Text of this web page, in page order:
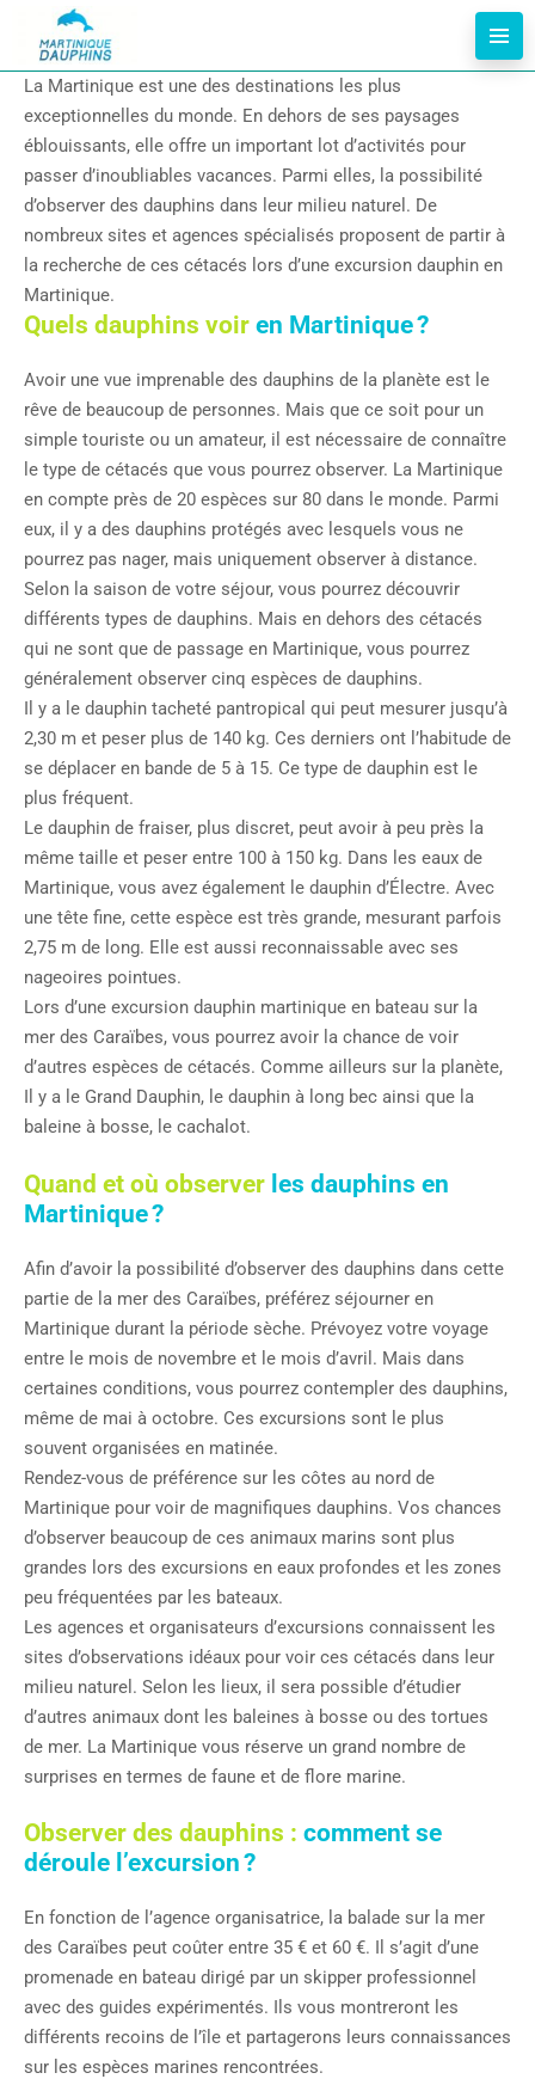
La Martinique est une des destinations les plus
exceptionnelles du monde. En dehors de ses paysages
éblouissants, elle offre un important lot d’activités pour
passer d’inoubliables vacances. Parmi elles, la possibilité
d’observer des dauphins dans leur milieu naturel. De
nombreux sites et agences spécialisés proposent de partir à
la recherche de ces cétacés lors d’une excursion dauphin en
Martinique.
Quels dauphins voir en Martinique ?
Avoir une vue imprenable des dauphins de la planète est le
rêve de beaucoup de personnes. Mais que ce soit pour un
simple touriste ou un amateur, il est nécessaire de connaître
le type de cétacés que vous pourrez observer. La Martinique
en compte près de 20 espèces sur 80 dans le monde. Parmi
eux, il y a des dauphins protégés avec lesquels vous ne
pourrez pas nager, mais uniquement observer à distance.
Selon la saison de votre séjour, vous pourrez découvrir
différents types de dauphins. Mais en dehors des cétacés
qui ne sont que de passage en Martinique, vous pourrez
généralement observer cinq espèces de dauphins.
Il y a le dauphin tacheté pantropical qui peut mesurer jusqu’à
2,30 m et peser plus de 140 kg. Ces derniers ont l’habitude de
se déplacer en bande de 5 à 15. Ce type de dauphin est le
plus fréquent.
Le dauphin de fraiser, plus discret, peut avoir à peu près la
même taille et peser entre 100 à 150 kg. Dans les eaux de
Martinique, vous avez également le dauphin d’Électre. Avec
une tête fine, cette espèce est très grande, mesurant parfois
2,75 m de long. Elle est aussi reconnaissable avec ses
nageoires pointues.
Lors d’une excursion dauphin martinique en bateau sur la
mer des Caraïbes, vous pourrez avoir la chance de voir
d’autres espèces de cétacés. Comme ailleurs sur la planète,
Il y a le Grand Dauphin, le dauphin à long bec ainsi que la
baleine à bosse, le cachalot.
Quand et où observer les dauphins en
Martinique ?
Afin d’avoir la possibilité d’observer des dauphins dans cette
partie de la mer des Caraïbes, préférez séjourner en
Martinique durant la période sèche. Prévoyez votre voyage
entre le mois de novembre et le mois d’avril. Mais dans
certaines conditions, vous pourrez contempler des dauphins,
même de mai à octobre. Ces excursions sont le plus
souvent organisées en matinée.
Rendez-vous de préférence sur les côtes au nord de
Martinique pour voir de magnifiques dauphins. Vos chances
d’observer beaucoup de ces animaux marins sont plus
grandes lors des excursions en eaux profondes et les zones
peu fréquentées par les bateaux.
Les agences et organisateurs d’excursions connaissent les
sites d’observations idéaux pour voir ces cétacés dans leur
milieu naturel. Selon les lieux, il sera possible d’étudier
d’autres animaux dont les baleines à bosse ou des tortues
de mer. La Martinique vous réserve un grand nombre de
surprises en termes de faune et de flore marine.
Observer des dauphins : comment se
déroule l’excursion ?
En fonction de l’agence organisatrice, la balade sur la mer
des Caraïbes peut coûter entre 35 € et 60 €. Il s’agit d’une
promenade en bateau dirigé par un skipper professionnel
avec des guides expérimentés. Ils vous montreront les
différents recoins de l’île et partagerons leurs connaissances
sur les espèces marines rencontrées.